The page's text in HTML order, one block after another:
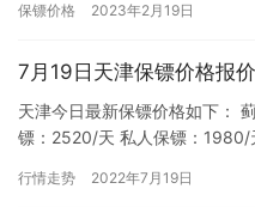
保镖…
保镖价格 2023年2月19日
7月19日天津保镖价格报价
天津今日最新保镖价格如下：
镖：2520/天 私人保镖：1980/
行情走势 2022年7月19日